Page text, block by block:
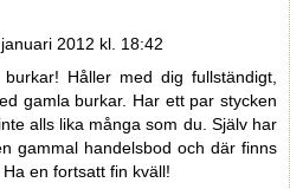
2012 kl. 18:42
Håller med dig fullständigt,
gamla burkar. Har ett par stycken
alls lika många som du. Själv har
gammal handelsbod och där finns
en fortsatt fin kväll!